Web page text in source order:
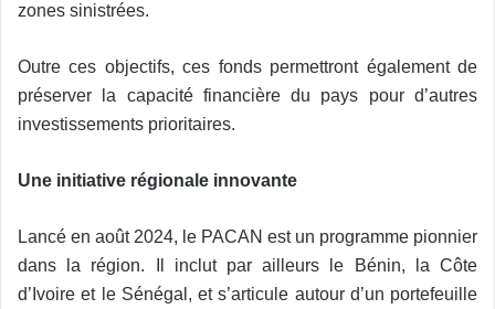
zones sinistrées.
Outre ces objectifs, ces fonds permettront également de
préserver la capacité financière du pays pour d’autres
investissements prioritaires.
Une initiative régionale innovante
Lancé en août 2024, le PACAN est un programme pionnier
dans la région. Il inclut par ailleurs le Bénin, la Côte
d’Ivoire et le Sénégal, et s’articule autour d’un portefeuille